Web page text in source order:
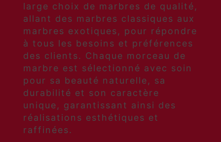
large choix de marbres de qualité,
allant des marbres classiques aux
marbres exotiques, pour répondre
à tous les besoins et préférences
des clients. Chaque morceau de
marbre est sélectionné avec soin
pour sa beauté naturelle, sa
durabilité et son caractère
unique, garantissant ainsi des
réalisations esthétiques et
raffinées.